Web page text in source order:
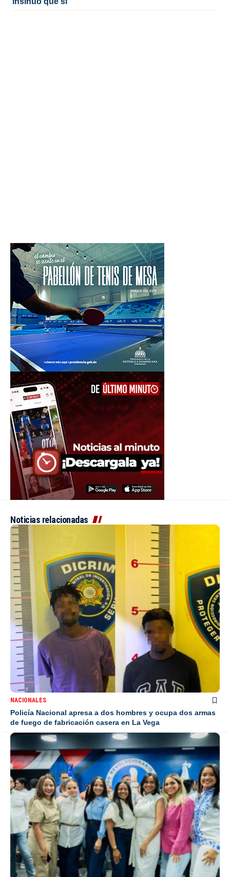
Noticias relacionadas
NACIONALES
Policía Nacional apresa a dos hombres y ocupa dos armas
de fuego de fabricación casera en La Vega